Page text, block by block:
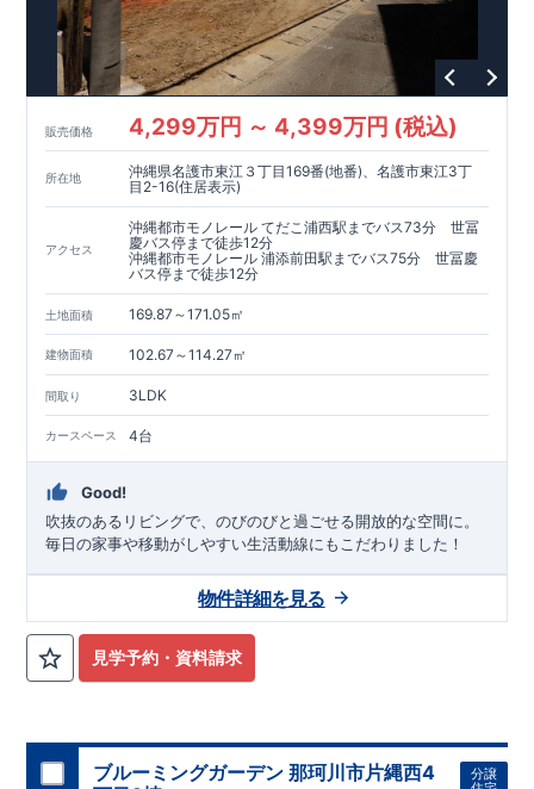
全棟こだわりの間取り設計で、家族みんなが快適に過ごせる
空間を提供。
◆ブルーミングガーデンのこだわり◆
⇒設計・施工・営業を一貫管理。
不要な中間マージンを省き、高品質とコスト効率を両立。
◎耐震等級3取得
⇒建築基準法の1.5倍の耐震力を確保。
災害時も安心して暮らせる住宅です。
◎住宅性能評価ダブル取得
⇒設計段階・建設段階で第三者機関による検査を実施。
住宅の性能と品質の信頼性を保証します。
◎長期優良住宅
⇒長期にわたる安心・快適な住まいを実現する住宅です。
税制優遇や中古市場での有利性も兼ね備えています。
◎充実のアフターサポート
⇒お引渡し後、最大4回の無料点検と60年保証。
グループ会社が責任を持って長期にわたりサポートいたし
■--■--■--■--■--■--■--■--■--■
先着販売！
どうぞお気軽にお問い合わせください。
資料請求・お電話いずれも可能です。
三島営業所直通: 0120-1081-15
■--■--■--■--■--■--■--■--■--■
販売価格 4,299万円 ～ 4,399万円 (税込)
所在地
沖縄県名護市東江３丁目169番(地番)、名護市東江3丁
目2-16(住居表示)
アクセス
沖縄都市モノレール てだこ浦西駅までバス73分 世冨
慶バス停まで徒歩12分
沖縄都市モノレール 浦添前田駅までバス75分 世冨慶
バス停まで徒歩12分
土地面積 169.87～171.05㎡
建物面積 102.67～114.27㎡
間取り 3LDK
カースペース 4台
Good!
吹抜のあるリビングで、のびのびと過ごせる開放的な空間に。
毎日の家事や移動がしやすい生活動線にもこだわりました！
見学予約・資料請求
物件詳細を見る
ブルーミングガーデン 那珂川市片縄西4
分譲